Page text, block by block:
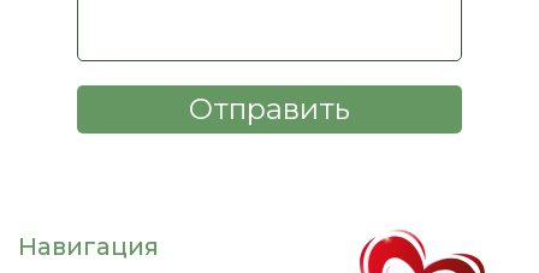
Навигация